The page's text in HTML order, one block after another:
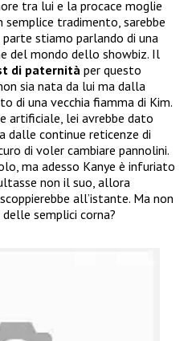
tra lui e la procace moglie
semplice tradimento, sarebbe
parte stiamo parlando di una
del mondo dello showbiz. Il
di paternità per questo
sia nata da lui ma dalla
di una vecchia fiamma di Kim.
artificiale, lei avrebbe dato
dalle continue reticenze di
di voler cambiare pannolini.
ma adesso Kanye è infuriato
non il suo, allora
all’istante. Ma non
semplici corna?